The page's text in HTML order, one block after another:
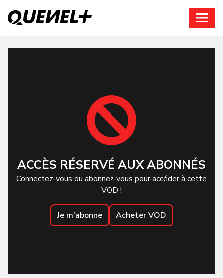
ACCÈS RÉSERVÉ AUX ABONNÉS
Connectez-vous ou abonnez-vous pour accéder à cette
VOD !
Je m'abonne Acheter VOD